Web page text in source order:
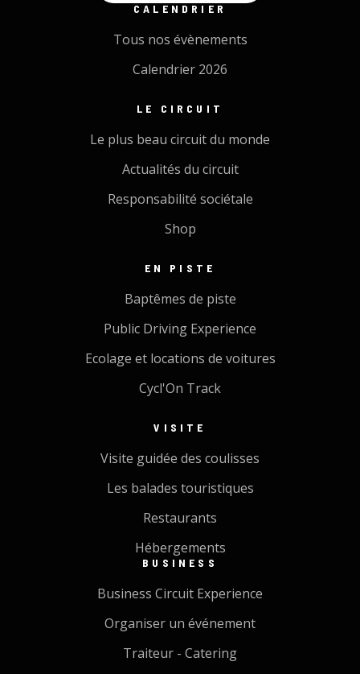
CALENDRIER
Tous nos évènements
Calendrier 2026
LE CIRCUIT
Le plus beau circuit du monde
Actualités du circuit
Responsabilité sociétale
Shop
EN PISTE
Baptêmes de piste
Public Driving Experience
Ecolage et locations de voitures
Cycl'On Track
VISITE
Visite guidée des coulisses
Les balades touristiques
Restaurants
Hébergements
BUSINESS
Business Circuit Experience
Organiser un événement
Traiteur - Catering